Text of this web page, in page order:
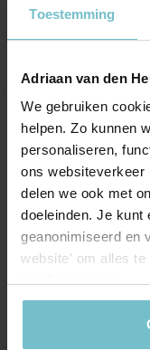
Toestemming
Adriaan van den
We gebruiken
helpen. Zo kunnen
personaliseren,
ons websiteverkeer
delen we ook met
doeleinden. Je kunt
geanonimiseerd en
website' om alles te
Onze
Helmond
Hoofdstraat 155
5706 AL Helmond
info@heuvel.nl
0492 - 661 884